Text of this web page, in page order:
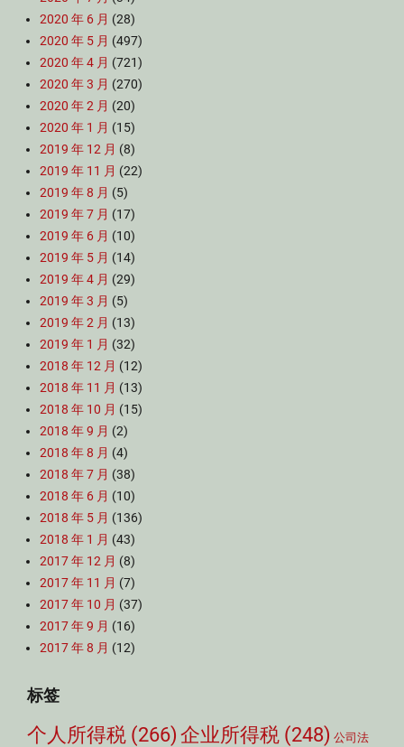
2020 年 6 月 (28)
2020 年 5 月 (497)
2020 年 4 月 (721)
2020 年 3 月 (270)
2020 年 2 月 (20)
2020 年 1 月 (15)
2019 年 12 月 (8)
2019 年 11 月 (22)
2019 年 8 月 (5)
2019 年 7 月 (17)
2019 年 6 月 (10)
2019 年 5 月 (14)
2019 年 4 月 (29)
2019 年 3 月 (5)
2019 年 2 月 (13)
2019 年 1 月 (32)
2018 年 12 月 (12)
2018 年 11 月 (13)
2018 年 10 月 (15)
2018 年 9 月 (2)
2018 年 8 月 (4)
2018 年 7 月 (38)
2018 年 6 月 (10)
2018 年 5 月 (136)
2018 年 1 月 (43)
2017 年 12 月 (8)
2017 年 11 月 (7)
2017 年 10 月 (37)
2017 年 9 月 (16)
2017 年 8 月 (12)
标签
个人所得税 (266) 企业所得税 (248) 公司法